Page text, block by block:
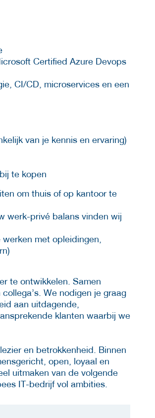
Certified Azure Devops
CI/CD, microservices en een
van je kennis en ervaring)
te kopen
om thuis of op kantoor te
werk-privé balans vinden wij
met opleidingen,
te ontwikkelen. Samen
We nodigen je graag
aan uitdagende,
klanten waarbij we
en betrokkenheid. Binnen
open, loyaal en
uitmaken van de volgende
IT-bedrijf vol ambities.